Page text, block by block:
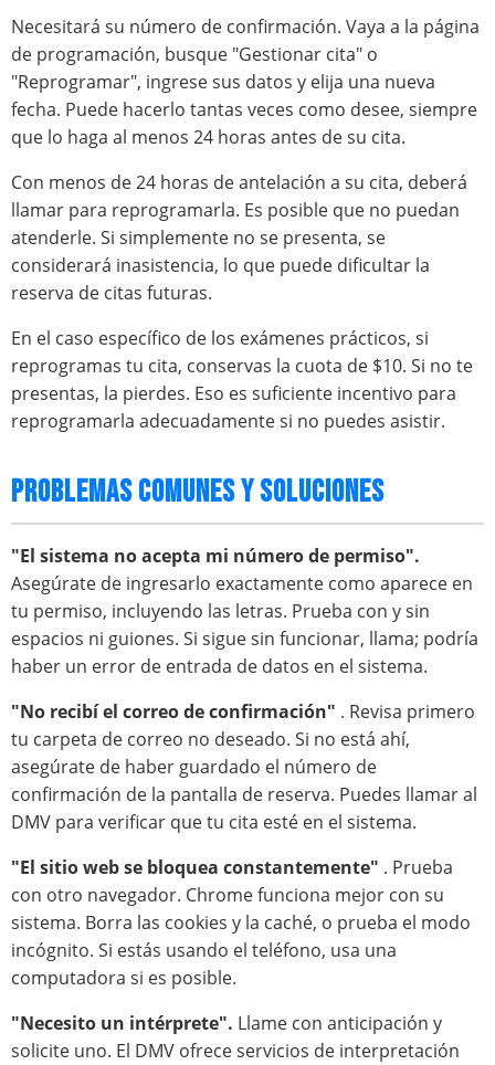
Necesitará su número de confirmación. Vaya a la página
de programación, busque "Gestionar cita" o
"Reprogramar", ingrese sus datos y elija una nueva
fecha. Puede hacerlo tantas veces como desee, siempre
que lo haga al menos 24 horas antes de su cita.
Con menos de 24 horas de antelación a su cita, deberá
llamar para reprogramarla. Es posible que no puedan
atenderle. Si simplemente no se presenta, se
considerará inasistencia, lo que puede dificultar la
reserva de citas futuras.
En el caso específico de los exámenes prácticos, si
reprogramas tu cita, conservas la cuota de $10. Si no te
presentas, la pierdes. Eso es suficiente incentivo para
reprogramarla adecuadamente si no puedes asistir.
PROBLEMAS COMUNES Y SOLUCIONES
"El sistema no acepta mi número de permiso".
Asegúrate de ingresarlo exactamente como aparece en
tu permiso, incluyendo las letras. Prueba con y sin
espacios ni guiones. Si sigue sin funcionar, llama; podría
haber un error de entrada de datos en el sistema.
"No recibí el correo de confirmación" . Revisa primero
tu carpeta de correo no deseado. Si no está ahí,
asegúrate de haber guardado el número de
confirmación de la pantalla de reserva. Puedes llamar al
DMV para verificar que tu cita esté en el sistema.
"El sitio web se bloquea constantemente" . Prueba
con otro navegador. Chrome funciona mejor con su
sistema. Borra las cookies y la caché, o prueba el modo
incógnito. Si estás usando el teléfono, usa una
computadora si es posible.
"Necesito un intérprete". Llame con anticipación y
solicite uno. El DMV ofrece servicios de interpretación